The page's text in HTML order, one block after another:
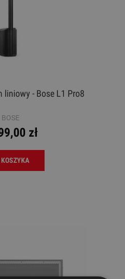
liniowy - Bose L1 Pro8
BOSE
zł
KOSZYKA